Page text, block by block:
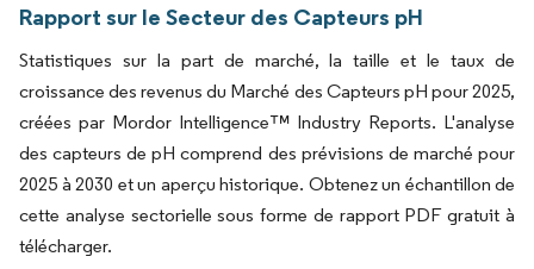
Rapport sur le Secteur des Capteurs pH
Statistiques sur la part de marché, la taille et le taux de
croissance des revenus du Marché des Capteurs pH pour 2025,
créées par Mordor Intelligence™ Industry Reports. L'analyse
des capteurs de pH comprend des prévisions de marché pour
2025 à 2030 et un aperçu historique. Obtenez un échantillon de
cette analyse sectorielle sous forme de rapport PDF gratuit à
télécharger.